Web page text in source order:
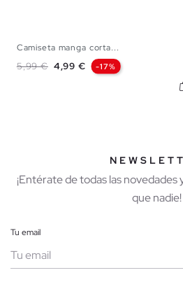
XS
Camiseta manga corta...
Precio base
5,99 € Precio
4,99 € -17%
¡Entérate de todas las
que nadie!
Tu email